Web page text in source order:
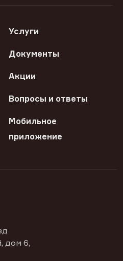
Услуги
Документы
Акции
Вопросы и ответы
Мобильное
приложение
дом 6,